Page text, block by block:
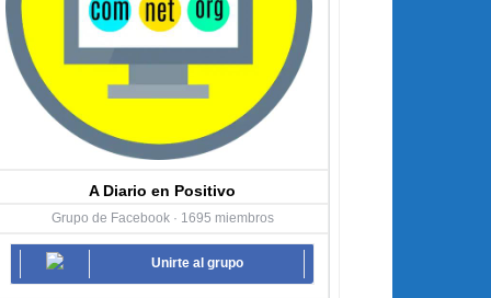
A Diario en Positivo
Grupo de Facebook · 1695 miembros
Unirte al grupo